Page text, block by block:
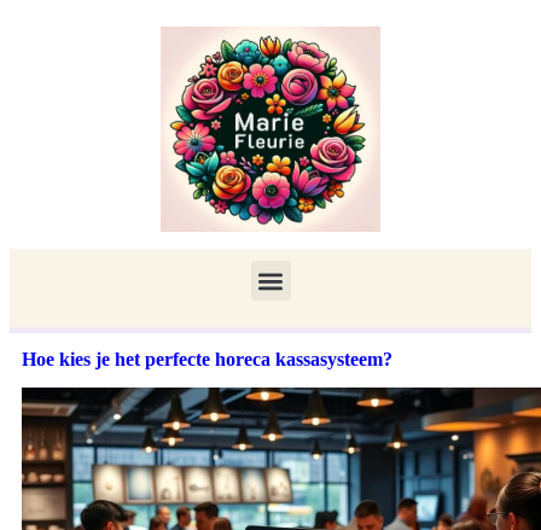
Hoe kies je het perfecte horeca kassasysteem?